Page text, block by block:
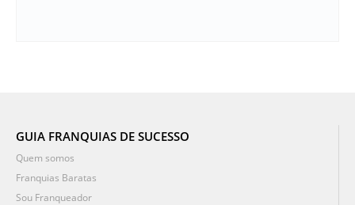
GUIA FRANQUIAS DE SUCESSO
Quem somos
Franquias Baratas
Sou Franqueador